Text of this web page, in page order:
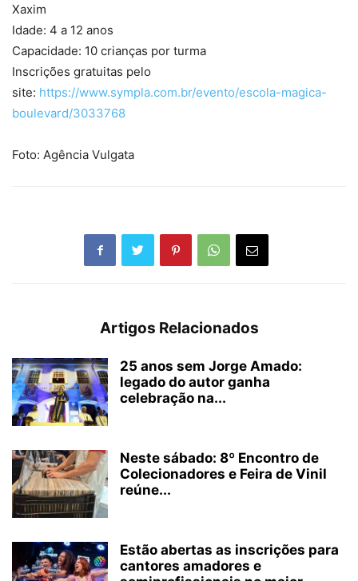
Xaxim
Idade: 4 a 12 anos
Capacidade: 10 crianças por turma
Inscrições gratuitas pelo
site: https://www.sympla.com.br/evento/escola-magica-
boulevard/3033768
Foto: Agência Vulgata
Artigos Relacionados
25 anos sem Jorge Amado:
legado do autor ganha
celebração na...
Neste sábado: 8º Encontro de
Colecionadores e Feira de Vinil
reúne...
Estão abertas as inscrições para
cantores amadores e